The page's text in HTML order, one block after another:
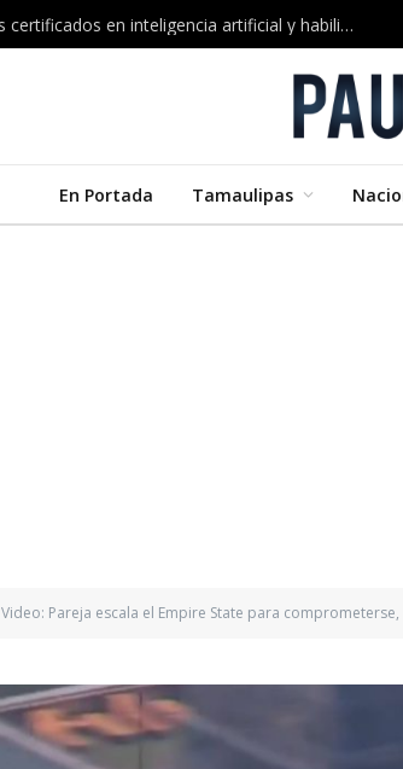
Google impulsa nuevos cursos certificados en inteligencia artificial y habilidades digitales
En Portada Tamaulipas
Video: Pareja escala el Empire State para